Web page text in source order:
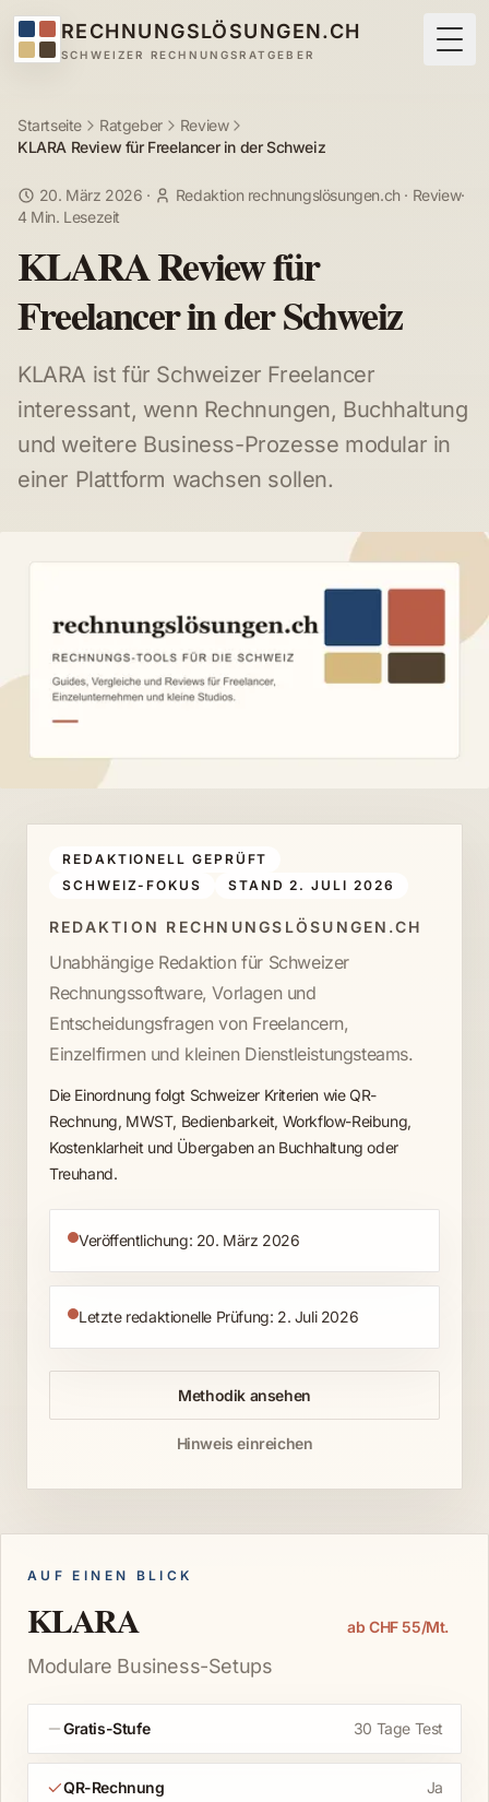
RECHNUNGSLÖSUNGEN.CH
SCHWEIZER RECHNUNGSRATGEBER
Startseite Ratgeber
Review
KLARA Review für Freelancer in der Schweiz
20. März 2026 · Redaktion rechnungslösungen.ch· Review·
4 Min. Lesezeit
KLARA Review für
Freelancer in der Schweiz
KLARA ist für Schweizer Freelancer
interessant, wenn Rechnungen, Buchhaltung
und weitere Business-Prozesse modular in
einer Plattform wachsen sollen.
REDAKTIONELL GEPRÜFT
SCHWEIZ-FOKUS
STAND 2. JULI 2026
REDAKTION RECHNUNGSLÖSUNGEN.CH
Unabhängige Redaktion für Schweizer
Rechnungssoftware, Vorlagen und
Entscheidungsfragen von Freelancern,
Einzelfirmen und kleinen Dienstleistungsteams.
Die Einordnung folgt Schweizer Kriterien wie QR-
Rechnung, MWST, Bedienbarkeit, Workflow-Reibung,
Kostenklarheit und Übergaben an Buchhaltung oder
Treuhand.
Veröffentlichung: 20. März 2026
Letzte redaktionelle Prüfung: 2. Juli 2026
Methodik ansehen
Hinweis einreichen
AUF EINEN BLICK
KLARA ab CHF 55/Mt.
Modulare Business-Setups
Gratis-Stufe 30 Tage Test
QR-Rechnung Ja